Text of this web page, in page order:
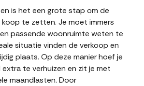
is het een grote stap om de
te zetten. Je moet immers
passende woonruimte weten te
situatie vinden de verkoop en
plaats. Op deze manier hoef je
te verhuizen en zit je met
maandlasten. Door